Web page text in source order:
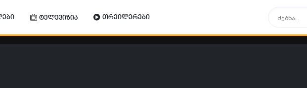
ტელევიზია თრეილერები